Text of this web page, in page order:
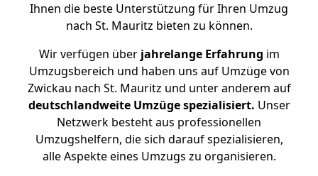
Ihnen die beste Unterstützung für Ihren Umzug
nach St. Mauritz bieten zu können.
Wir verfügen überjahrelange Erfahrung im
Umzugsbereich und haben uns auf Umzüge von
Zwickau nach St. Mauritz und unter anderem auf
deutschlandweite Umzüge spezialisiert. Unser
Netzwerk besteht aus professionellen
Umzugshelfern, die sich darauf spezialisieren,
alle Aspekte eines Umzugs zu organisieren.